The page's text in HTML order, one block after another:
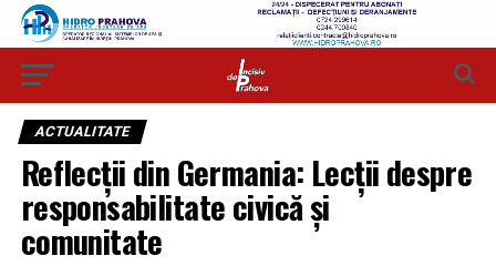
ACTUALITATE
Reflecții din Germania: Lecții despre
responsabilitate civică și
comunitate